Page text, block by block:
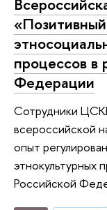
процессов в
Федерации
Сотрудники
всероссийской
опыт
этнокультурных
Российской